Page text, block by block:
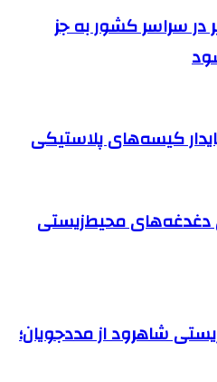
نهایی ۳۰ تیر در سراسر کشور به جز
کیسه‌های پلاستیکی
دغدغه‌های محیط‌زیستی
شاهرود از مددجویان؛